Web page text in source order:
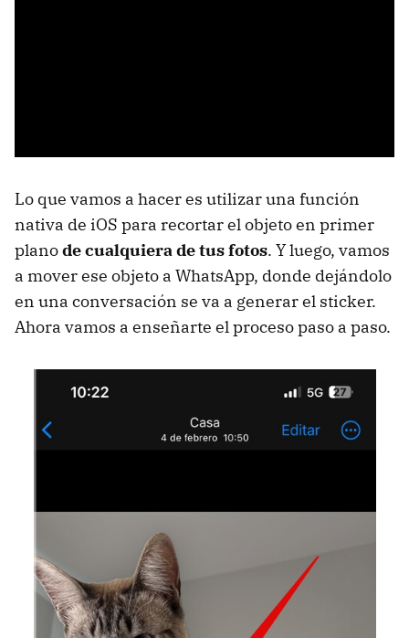
Lo que vamos a hacer es utilizar una función
nativa de iOS para recortar el objeto en primer
planode cualquiera de tus fotos. Y luego, vamos
a mover ese objeto a WhatsApp, donde dejándolo
en una conversación se va a generar el sticker.
Ahora vamos a enseñarte el proceso paso a paso.